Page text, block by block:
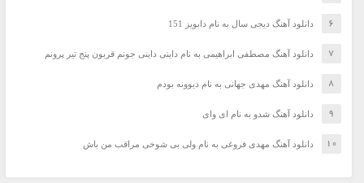
دانلود آهنگ دیجی سال به نام دابویز 151
دانلود آهنگ مصطفی ابراهیمی به نام داینی داینی جونم قربون پنج تیر پرونم
دانلود آهنگ مهدی جهانی به نام دیوونه بودم
دانلود آهنگ شدو به نام ای وای
دانلود آهنگ مهدی فروغی به نام ولی بی شوخی مراقب من باش